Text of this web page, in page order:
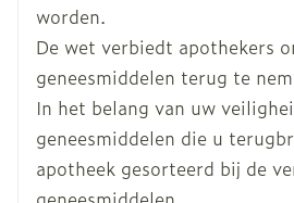
Actieve
Ingrediënten
Behoud
25°C)
worden.
De wet verbiedt apothekers
geneesmiddelen terug te
In het belang van uw
geneesmiddelen die u
apotheek gesorteerd bij de